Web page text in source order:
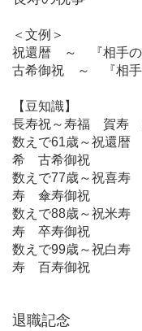
＜文例＞
祝還暦 ～ 『相手の
古希御祝 ～ 『相手
【豆知識】
長寿祝～寿福 賀寿
数えで61歳～祝還
希 古希御祝
数えで77歳～祝喜
寿 傘寿御祝
数えで88歳～祝米
寿 卒寿御祝
数えで99歳～祝白
寿 百寿御祝
退職記念